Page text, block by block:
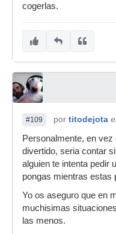
cogerlas.
#109 por titodejota
Personalmente, en
divertido, seria contar
alguien te intenta pedir
pongas mientras estas
Yo os aseguro que en
muchisimas
las menos.